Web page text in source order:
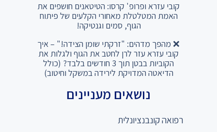
קובי עזרא ופרופ' קרסו: הטיטאנים חושפים את
האמת המטלטלת מאחורי הקלעים של פיתוח
הגוף, סמים וגנטיקה!
❌ מהפך מדהים: "זרקתי שומן הצידה!" – איך
קובי עזרא עזר לרן לחטב את הגוף ולגלות את
הקוביות בבטן תוך 3 חודשים בלבד? (כולל
הדיאטה המדויקת לירידה במשקל וחיטוב)
נושאים מעניינים
רפואה קונבנציונלית